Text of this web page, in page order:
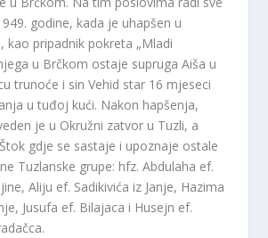
godine, kada je uhapšen u
kao pripadnik pokreta „Mladi
u Brčkom ostaje supruga Aiša u
trunoće i sin Vehid star 16 mjeseci
u tuđoj kući. Nakon hapšenja,
je u Okružni zatvor u Tuzli, a
gdje se sastaje i upoznaje ostale
Tuzlanske grupe: hfz. Abdulaha ef.
Aliju ef. Sadikivića iz Janje, Hazima
Jusufa ef. Bilajaca i Husejn ef.